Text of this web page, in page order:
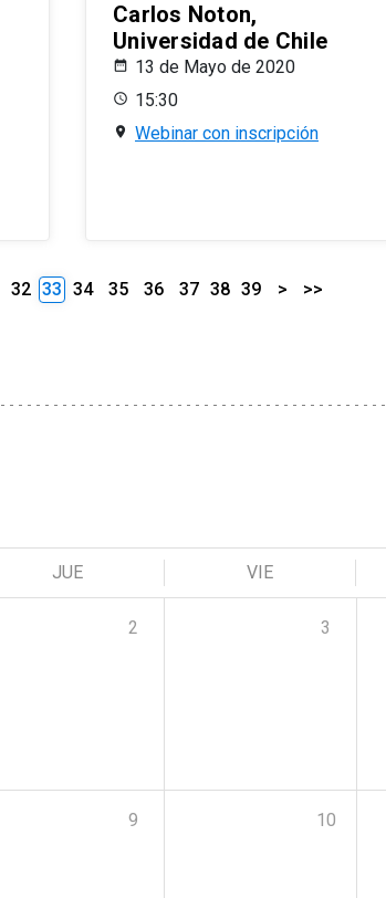
Carlos Noton,
Universidad de Chile
13 de Mayo de 2020
15:30
Webinar con inscripción
32 33 34 35 36 37 38 39 > >>
JUE VIE
2 3
9 10